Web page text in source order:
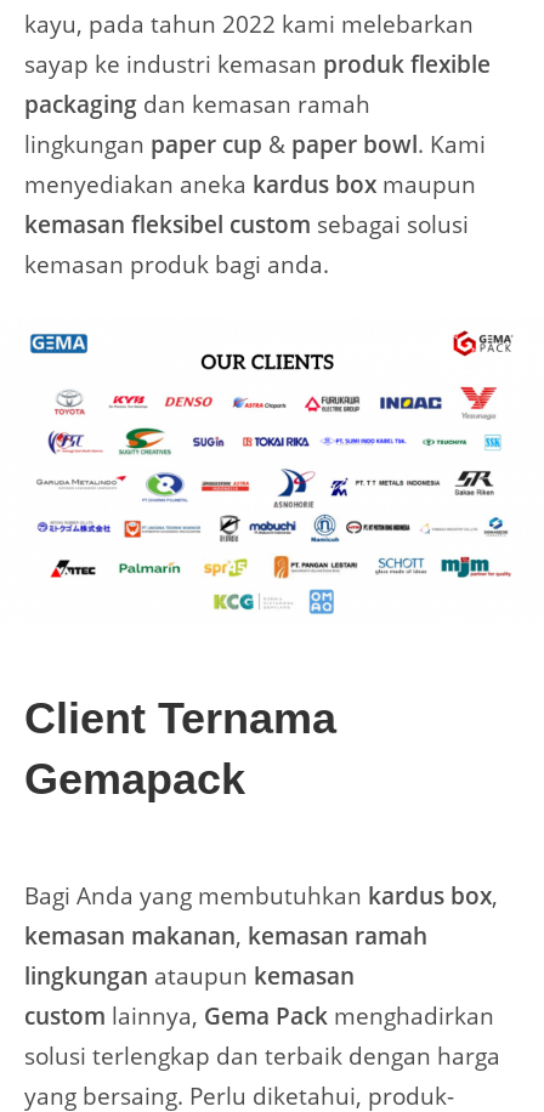
kayu, pada tahun 2022 kami melebarkan
sayap ke industri kemasan produk flexible
packaging dan kemasan ramah
lingkungan paper cup & paper bowl. Kami
menyediakan aneka kardus box maupun
kemasan fleksibel custom sebagai solusi
kemasan produk bagi anda.
Client Ternama
Gemapack
Bagi Anda yang membutuhkan kardus box,
kemasan makanan, kemasan ramah
lingkungan ataupun kemasan
custom lainnya, Gema Pack menghadirkan
solusi terlengkap dan terbaik dengan harga
yang bersaing. Perlu diketahui, produk-